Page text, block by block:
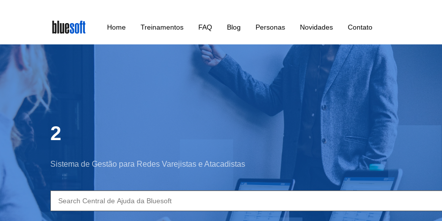
main
content
Home Treinamentos FAQ Blog Personas Novidades Contato
2
Sistema de Gestão para Redes Varejistas e Atacadistas
Search
for: